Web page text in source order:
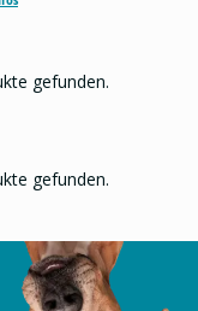
gefunden.
gefunden.